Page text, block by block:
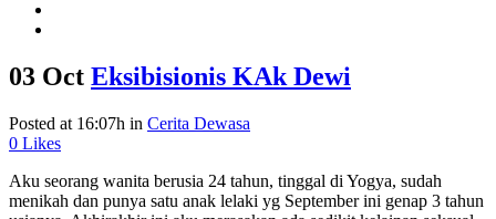
03 Oct Eksibisionis KAk Dewi
Posted at 16:07h in Cerita Dewasa
0 Likes
Aku seorang wanita berusia 24 tahun, tinggal di Yogya, sudah
menikah dan punya satu anak lelaki yg September ini genap 3 tahun